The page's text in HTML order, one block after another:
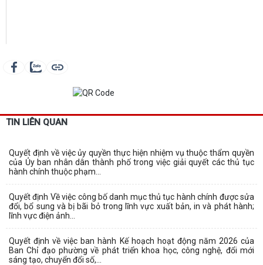
TIN LIÊN QUAN
Quyết định về việc ủy quyền thực hiện nhiệm vụ thuộc thẩm quyền
của Ủy ban nhân dân thành phố trong việc giải quyết các thủ tục
hành chính thuộc phạm...
Quyết định Về việc công bố danh mục thủ tục hành chính được sửa
đổi, bổ sung và bị bãi bỏ trong lĩnh vực xuất bản, in và phát hành;
lĩnh vực điện ảnh...
Quyết định về việc ban hành Kế hoạch hoạt động năm 2026 của
Ban Chỉ đạo phường về phát triển khoa học, công nghệ, đổi mới
sáng tạo, chuyển đổi số,...